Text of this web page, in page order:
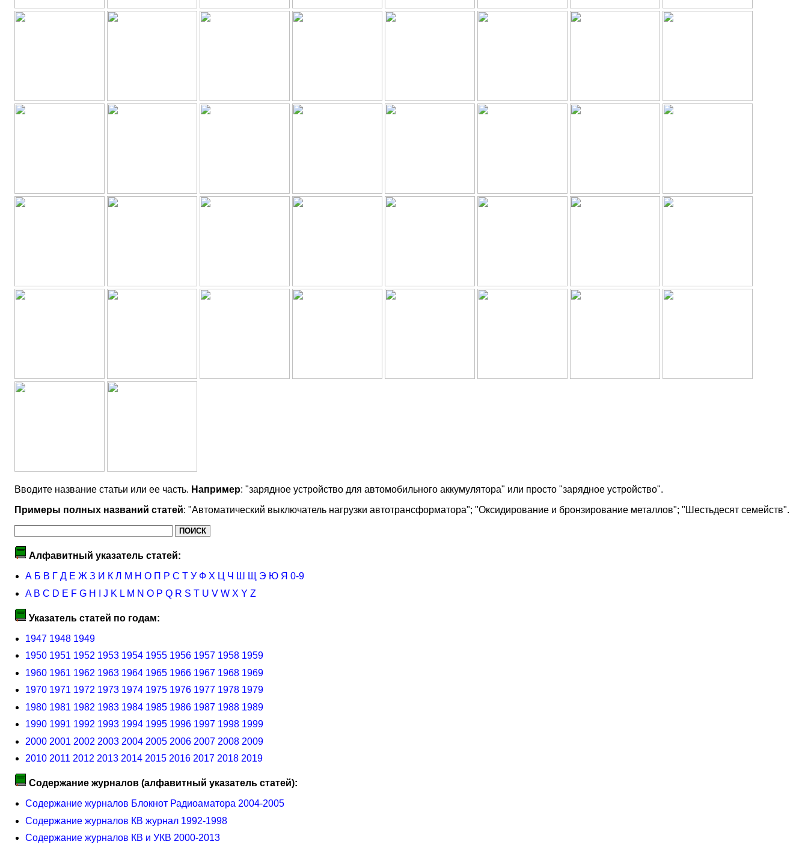
Вводите название статьи или ее часть. Например: "зарядное устройство для автомобильного аккумулятора" или просто "зарядное устройство".
Примеры полных названий статей: "Автоматический выключатель нагрузки автотрансформатора"; "Оксидирование и бронзирование металлов"; "Шестьдесят семейств".
Алфавитный указатель статей:
А Б В Г Д Е Ж З И К Л М Н О П Р С Т У Ф Х Ц Ч Ш Щ Э Ю Я 0-9
A B C D E F G H J K L M N O P Q R S T U V W X Y Z
Указатель статей по годам:
1947 1948 1949
1950 1951 1952 1953 1954 1955 1956 1957 1958 1959
1960 1961 1962 1963 1964 1965 1966 1967 1968 1969
1970 1971 1972 1973 1974 1975 1976 1977 1978 1979
1980 1981 1982 1983 1984 1985 1986 1987 1988 1989
1990 1991 1992 1993 1994 1995 1996 1997 1998 1999
2000 2001 2002 2003 2004 2005 2006 2007 2008 2009
2010 2011 2012 2013 2014 2015 2016 2017 2018 2019
Содержание журналов (алфавитный указатель статей):
Содержание журналов Блокнот Радиоаматора 2004-2005
Содержание журналов КВ журнал 1992-1998
Содержание журналов КВ и УКВ 2000-2013